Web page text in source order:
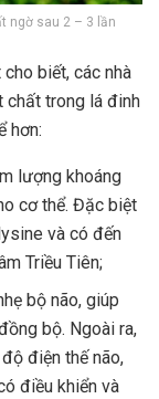
ngờ sau 2 – 3 lần
biết, các nhà
chất trong lá đinh
hơn:
lượng khoáng
cơ thể. Đặc biệt
và có đến
Triều Tiên;
bộ não, giúp
bộ. Ngoài ra,
điện thế não,
điều khiển và